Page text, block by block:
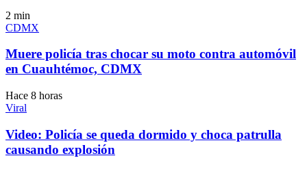
2 min
CDMX
Muere policía tras chocar su moto contra automóvil
en Cuauhtémoc, CDMX
Hace 8 horas
Viral
Video: Policía se queda dormido y choca patrulla
causando explosión